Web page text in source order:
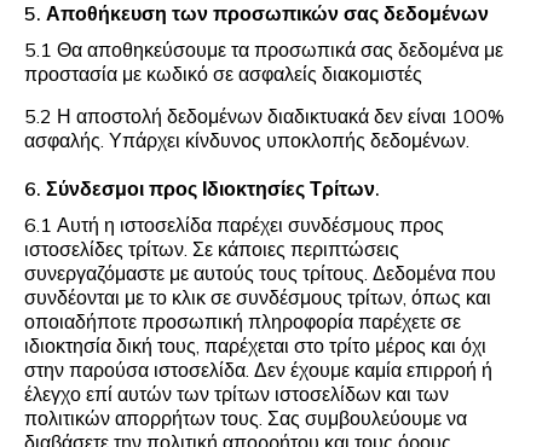
5. Αποθήκευση των προσωπικών σας δεδομένων
5.1 Θα αποθηκεύσουμε τα προσωπικά σας δεδομένα με
προστασία με κωδικό σε ασφαλείς διακομιστές
5.2 Η αποστολή δεδομένων διαδικτυακά δεν είναι 100%
ασφαλής. Υπάρχει κίνδυνος υποκλοπής δεδομένων.
6. Σύνδεσμοι προς Ιδιοκτησίες Τρίτων.
6.1 Αυτή η ιστοσελίδα παρέχει συνδέσμους προς
ιστοσελίδες τρίτων. Σε κάποιες περιπτώσεις
συνεργαζόμαστε με αυτούς τους τρίτους. Δεδομένα που
συνδέονται με το κλικ σε συνδέσμους τρίτων, όπως και
οποιαδήποτε προσωπική πληροφορία παρέχετε σε
ιδιοκτησία δική τους, παρέχεται στο τρίτο μέρος και όχι
στην παρούσα ιστοσελίδα. Δεν έχουμε καμία επιρροή ή
έλεγχο επί αυτών των τρίτων ιστοσελίδων και των
πολιτικών απορρήτων τους. Σας συμβουλεύουμε να
διαβάσετε την πολιτική απορρήτου και τους όρους